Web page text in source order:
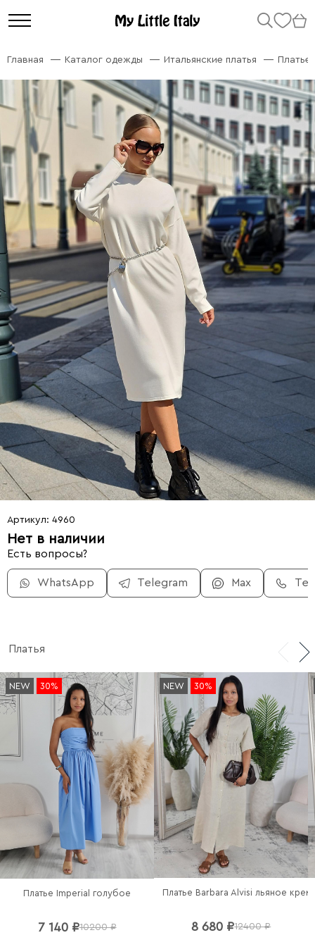
Главная Каталог одежды Итальянские платья Платье
Артикул: 4960
Нет в наличии
Есть вопросы?
WhatsApp Telegram Max
Платья
NEW 30%
Платье Imperial голубое
7 140 ₽10200 ₽
NEW 30%
Платье Barbara Alvisi льяное
8 680 ₽12400 ₽